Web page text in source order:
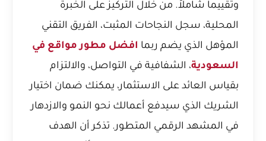
وتقييماً شاملاً. من خلال التركيز على الخبرة
المحلية، سجل النجاحات المثبت، الفريق التقني
المؤهل الذي يضم ربما افضل مطور مواقع في
السعودية، الشفافية في التواصل، والالتزام
بقياس العائد على الاستثمار، يمكنك ضمان اختيار
الشريك الذي سيدفع أعمالك نحو النمو والازدهار
في المشهد الرقمي المتطور. تذكر أن الهدف